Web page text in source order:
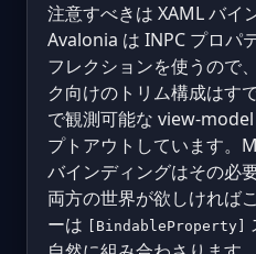
注意すべきは XAML バイ
Avalonia は INPC プロパ
フレクションを使うので
ク向けのトリム構成はす
で観測可能な view-
プトアウトしています。
バインディングはその必
両方の世界が欲しければ
ーは
[BindableProperty]